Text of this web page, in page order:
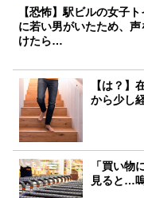
【恐怖】駅ビルの女子ト
に若い男がいたため、声
けたら…
【は？】
から少し
「買い物
見ると…